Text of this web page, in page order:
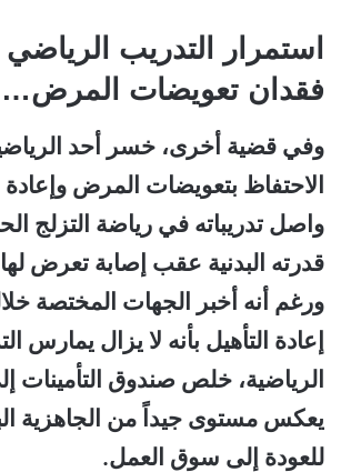
استمرار التدريب
فقدان تعويضات
وفي قضية أخرى، خسر أحد
الاحتفاظ بتعويضات المرض وإعادة
واصل تدريباته في رياضة التزلج
قدرته البدنية عقب إصابة تعرض لها عام
ورغم أنه أخبر الجهات المختصة
إعادة التأهيل بأنه لا يزال يمارس
الرياضية، خلص صندوق التأمينات
يعكس مستوى جيداً من الجاهزية
للعودة إلى سوق العمل.